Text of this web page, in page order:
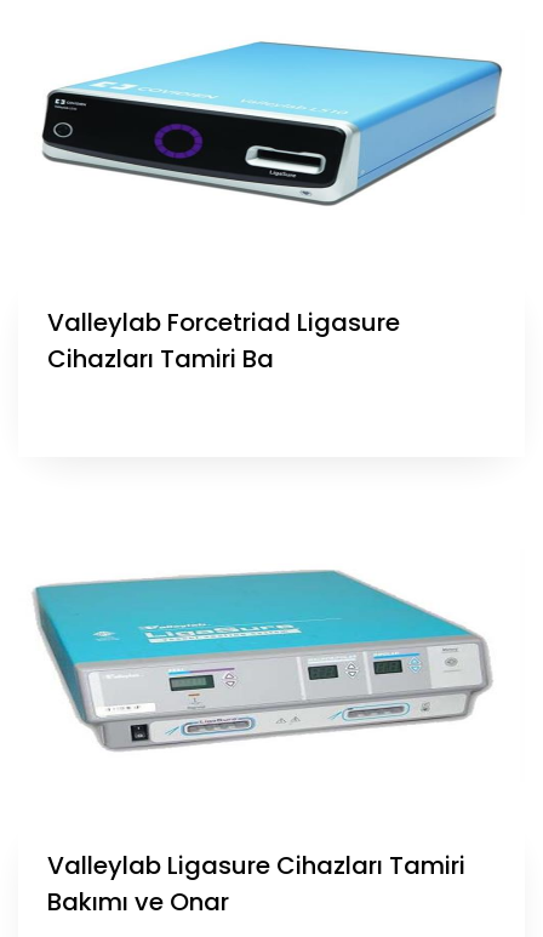
Valleylab Forcetriad Ligasure
Cihazları Tamiri Ba
Valleylab Ligasure Cihazları Tamiri
Bakımı ve Onar